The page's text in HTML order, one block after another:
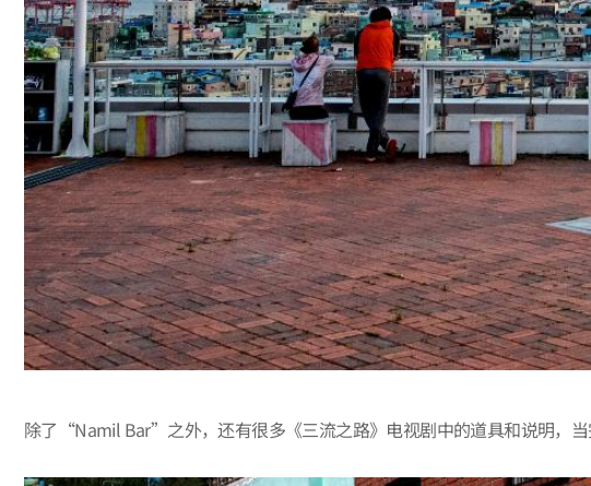
除了“Namil Bar”之外，还有很多《三流之路》电视剧中的道具和说明，